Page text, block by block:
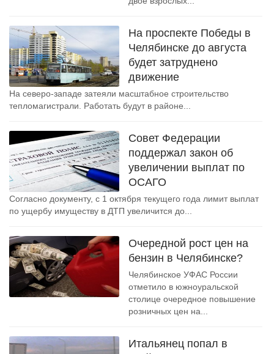
На проспекте Победы в
Челябинске до августа
будет затруднено
движение
На северо-западе затеяли масштабное строительство
тепломагистрали. Работать будут в районе...
Совет Федерации
поддержал закон об
увеличении выплат по
ОСАГО
Согласно документу, с 1 октября текущего года лимит выплат
по ущербу имуществу в ДТП увеличится до...
Очередной рост цен на
бензин в Челябинске?
Челябинское УФАС России
отметило в южноуральской
столице очередное повышение
розничных цен на...
Итальянец попал в